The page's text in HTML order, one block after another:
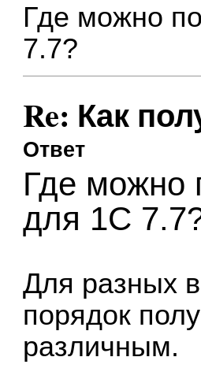
Где можно
7.7?
Re: Как
Ответ
Где можно
для 1С
Для разных
порядок
различным.